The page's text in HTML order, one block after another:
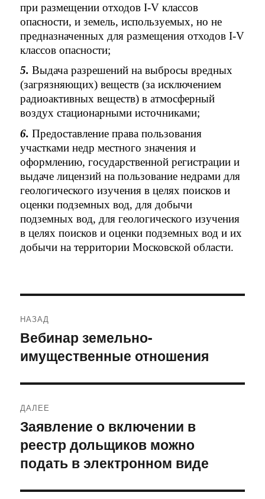
при размещении отходов I-V классов
опасности, и земель, используемых, но не
предназначенных для размещения отходов I-V
классов опасности;
5. Выдача разрешений на выбросы вредных
(загрязняющих) веществ (за исключением
радиоактивных веществ) в атмосферный
воздух стационарными источниками;
6.Предоставление права пользования
участками недр местного значения и
оформлению, государственной регистрации и
выдаче лицензий на пользование недрами для
геологического изучения в целях поисков и
оценки подземных вод, для добычи
подземных вод, для геологического изучения
в целях поисков и оценки подземных вод и их
добычи на территории Московской области.
по
записям
НАЗАД
Предыдущая
запись:
Вебинар земельно-
имущественные отношения
ДАЛЕЕ
Следующая
запись:
Заявление о включении в
реестр дольщиков можно
подать в электронном виде